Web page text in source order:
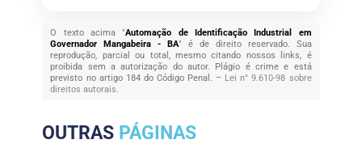
O texto acima "Automação de Identificação Industrial em
Governador Mangabeira - BA" é de direito reservado. Sua
reprodução, parcial ou total, mesmo citando nossos links, é
proibida sem a autorização do autor. Plágio é crime e está
previsto no artigo 184 do Código Penal. – Lei n° 9.610-98 sobre
direitos autorais.
OUTRAS PÁGINAS